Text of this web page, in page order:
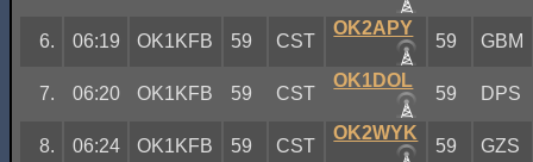
6. 06:19 OK1KFB 59 CST
OK2APY
59 GBM
7. 06:20 OK1KFB 59 CST
OK1DOL
59 DPS
8. 06:24 OK1KFB 59 CST
OK2WYK
59 GZS